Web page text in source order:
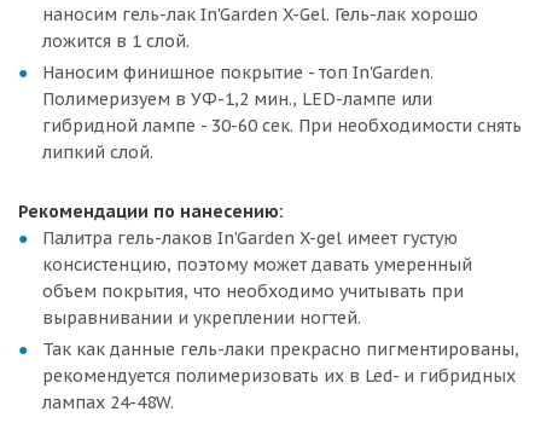
наносим гель-лак In'Garden X-Gel. Гель-лак хорошо
ложится в 1 слой.
Наносим финишное покрытие - топ In'Garden.
Полимеризуем в УФ-1,2 мин., LED-лампе или
гибридной лампе - 30-60 сек. При необходимости снять
липкий слой.
Рекомендации по нанесению:
Палитра гель-лаков In'Garden X-gel имеет густую
консистенцию, поэтому может давать умеренный
объем покрытия, что необходимо учитывать при
выравнивании и укреплении ногтей.
Так как данные гель-лаки прекрасно пигментированы,
рекомендуется полимеризовать их в Led- и гибридных
лампах 24-48W.